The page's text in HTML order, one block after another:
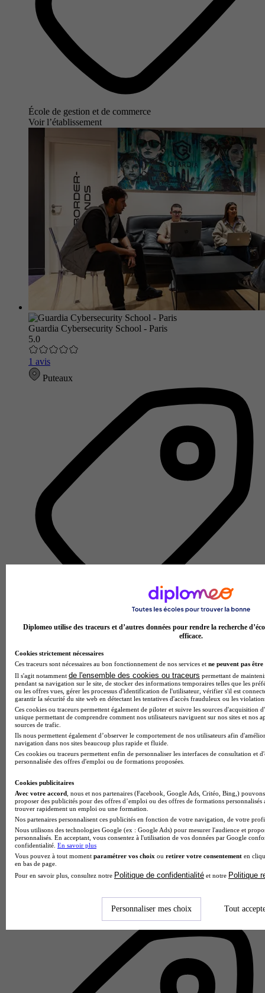
École de gestion et de commerce
Voir l’établissement
Guardia Cybersecurity School - Paris
5.0
1 avis
Puteaux
École d'ingénierie informatique
Voir l’établissement
ESIEE-IT & CODING FACTORY - Campus Cergy-
Pontoise
Diplomeo utilise des traceurs et d’autres données pour rendre la recherche
efficace.
Cookies strictement nécessaires
Ces traceurs sont nécessaires au bon fonctionnement de nos services et ne peuvent pas être
Il s'agit notamment de l'ensemble des cookies ou traceurs permettant de
pendant sa navigation sur le site, de stocker des informations temporaires telles que les
ou les offres vues, gérer les processus d'identification de l'utilisateur, vérifier s'il est
garantir la sécurité du site web en détectant les tentatives d'accès frauduleux ou les
Ces cookies ou traceurs permettent également de piloter et suivre les sources d'acquisition
unique permettant de comprendre comment nos utilisateurs naviguent sur nos sites et nos
sources de trafic.
Ils nous permettent également d’observer le comportement de nos utilisateurs afin
navigation dans nos sites beaucoup plus rapide et fluide.
Ces cookies ou traceurs permettent enfin de personnaliser les interfaces de consultation et
personnalisée des offres d'emploi ou de formations proposées.
Cookies publicitaires
Avec votre accord , nous et nos partenaires (Facebook, Google Ads, Critéo, Bing,)
proposer des publicités pour des offres d’emploi ou des offres de formations
trouver rapidement un emploi ou une formation.
Nos partenaires personnalisent ces publicités en fonction de votre navigation, de votre
Nous utilisons des technologies Google (ex : Google Ads) pour mesurer l'audience et
personnalisés. En acceptant, vous consentez à l'utilisation de vos données par Google
confidentialité. En savoir plus
Vous pouvez à tout moment paramétrer vos choix ou retirer votre consentement en
en bas de page.
Pour en savoir plus, consultez notre Politique de confidentialité et notre Politique
Personnaliser mes choix Tout